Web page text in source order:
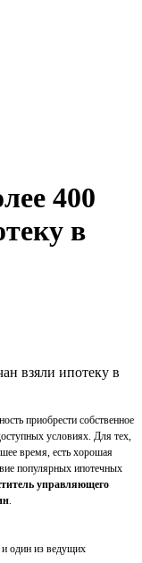
400
в
взяли ипотеку в
приобрести собственное
условиях. Для тех,
время, есть хорошая
популярных ипотечных
управляющего
.
один из ведущих